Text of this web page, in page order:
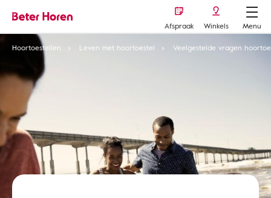
Afspraak Winkels
Menu
Hoortoestellen
Leven met hoortoestel Veelgestelde vragen